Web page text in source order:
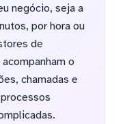
negócio, seja a
por hora ou
de
o
chamadas e